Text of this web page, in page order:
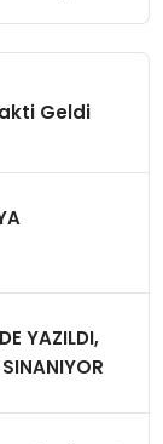
Geldi
YAZILDI,